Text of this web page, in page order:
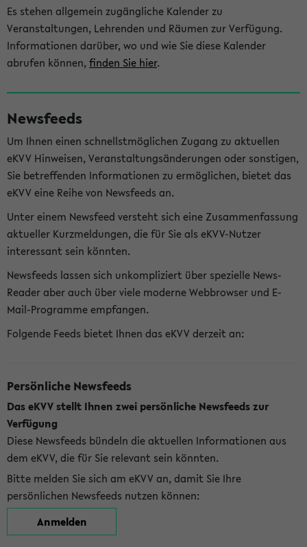
Es stehen allgemein zugängliche Kalender zu
Veranstaltungen, Lehrenden und Räumen zur Verfügung.
Informationen darüber, wo und wie Sie diese Kalender
abrufen können, finden Sie hier.
Newsfeeds
Um Ihnen einen schnellstmöglichen Zugang zu aktuellen
eKVV Hinweisen, Veranstaltungsänderungen oder sonstigen,
Sie betreffenden Informationen zu ermöglichen, bietet das
eKVV eine Reihe von Newsfeeds an.
Unter einem Newsfeed versteht sich eine Zusammenfassung
aktueller Kurzmeldungen, die für Sie als eKVV-Nutzer
interessant sein könnten.
Newsfeeds lassen sich unkompliziert über spezielle News-
Reader aber auch über viele moderne Webbrowser und E-
Mail-Programme empfangen.
Folgende Feeds bietet Ihnen das eKVV derzeit an:
Persönliche Newsfeeds
Das eKVV stellt Ihnen zwei persönliche Newsfeeds zur
Verfügung
Diese Newsfeeds bündeln die aktuellen Informationen aus
dem eKVV, die für Sie relevant sein könnten.
Bitte melden Sie sich am eKVV an, damit Sie Ihre
persönlichen Newsfeeds nutzen können:
Anmelden